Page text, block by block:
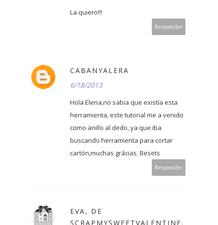
La quiero!!!
Responder
CABANYALERA
6/18/2013
Hola Elena,no sabia que existía esta
herramienta, este tutorial me a venido
como anillo al dedo, ya que iba
buscando herramienta para cortar
cartón,muchas grácias. Besets
Responder
EVA, DE
SCRAPMYSWEETVALENTINE.